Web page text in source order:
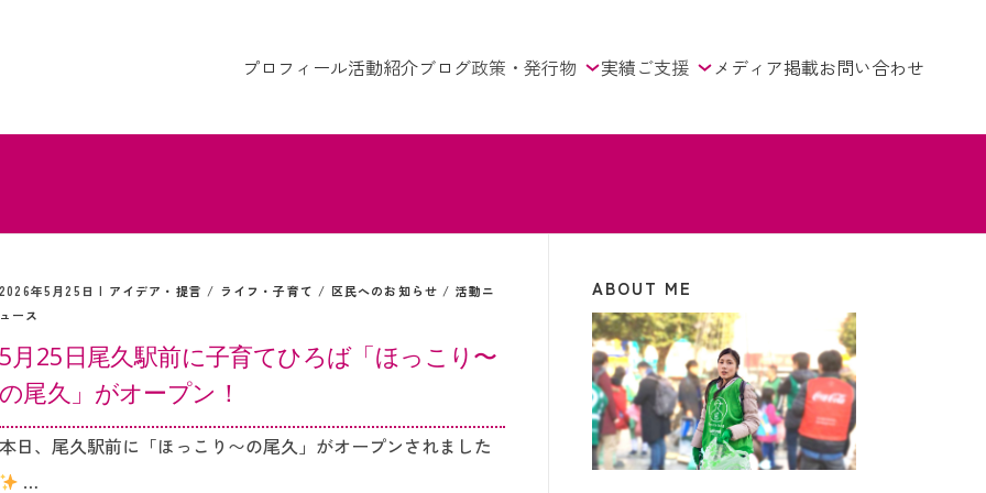
プロフィール活動紹介ブログ政策・発行物 実績ご支援 メディア掲載お問い合わせ
2026年5月25日 | アイデア・提言 / ライフ・子育て / 区民へのお知らせ / 活動ニ
ュース
5月25日尾久駅前に子育てひろば「ほっこり〜
の尾久」がオープン！
本日、尾久駅前に「ほっこり〜の尾久」がオープンされました
…
ABOUT ME